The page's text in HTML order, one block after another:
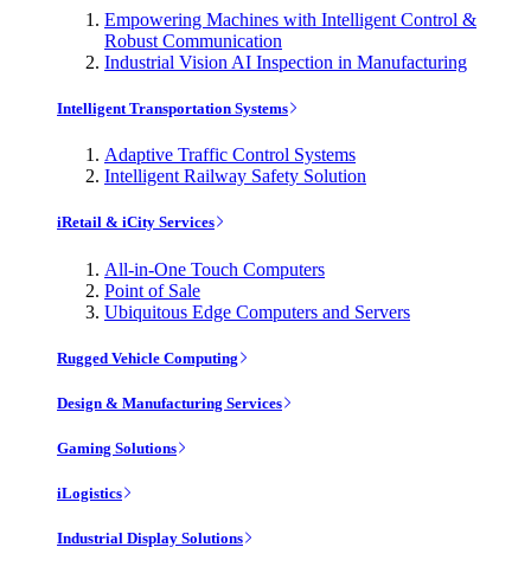
Empowering Machines with Intelligent Control &
Robust Communication
Industrial Vision AI Inspection in Manufacturing
Intelligent Transportation Systems
Adaptive Traffic Control Systems
Intelligent Railway Safety Solution
iRetail & iCity Services
All-in-One Touch Computers
Point of Sale
Ubiquitous Edge Computers and Servers
Rugged Vehicle Computing
Design & Manufacturing Services
Gaming Solutions
iLogistics
Industrial Display Solutions